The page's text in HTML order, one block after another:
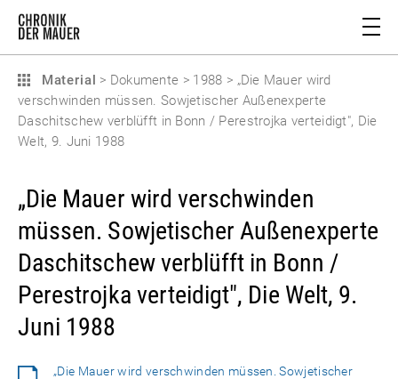
Material > Dokumente > 1988 > „Die Mauer wird
verschwinden müssen. Sowjetischer Außenexperte
Daschitschew verblüfft in Bonn / Perestrojka verteidigt", Die
Welt, 9. Juni 1988
„Die Mauer wird verschwinden
müssen. Sowjetischer Außenexperte
Daschitschew verblüfft in Bonn /
Perestrojka verteidigt", Die Welt, 9.
Juni 1988
„Die Mauer wird verschwinden müssen. Sowjetischer